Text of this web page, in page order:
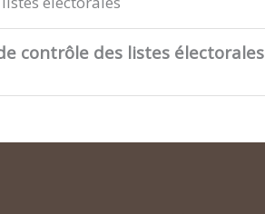
contrôle des listes électorales